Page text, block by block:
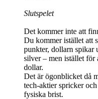
Slutspelet
Det kommer inte att
Du kommer istället att
punkter, dollarn spikar
silver – men istället för
dollar.
Det är ögonblicket då
tech-aktier spricker
fysiska brist.